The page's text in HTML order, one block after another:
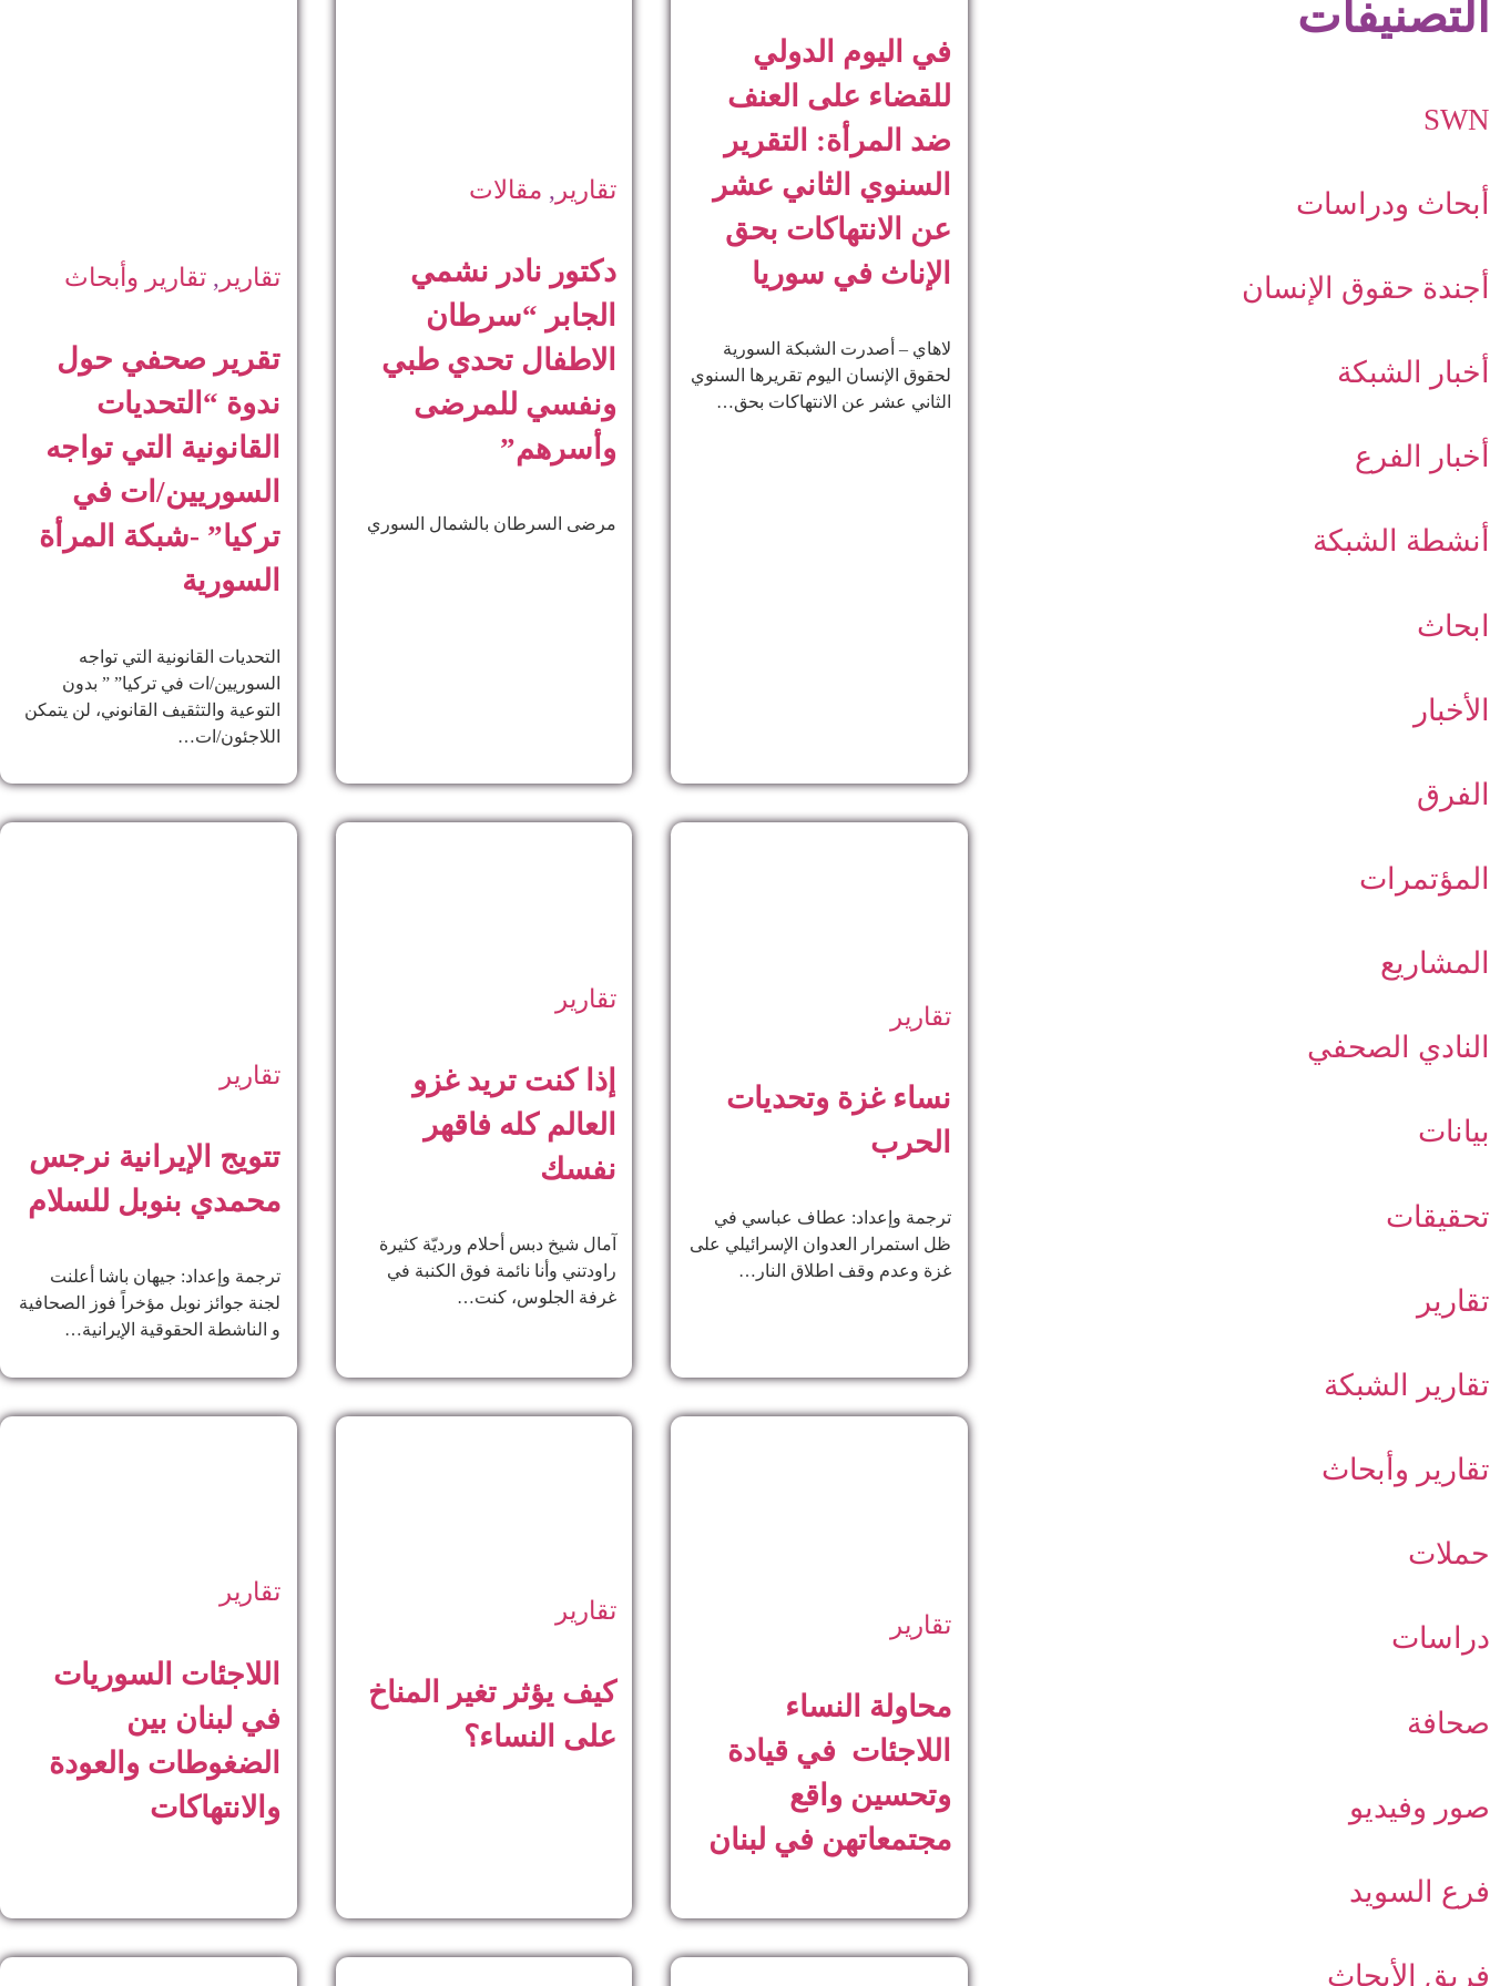
التصنيفات
SWN
أبحاث ودراسات
أجندة حقوق الإنسان
أخبار الشبكة
أخبار الفرع
أنشطة الشبكة
ابحاث
الأخبار
الفرق
المؤتمرات
المشاريع
النادي الصحفي
بيانات
تحقيقات
تقارير
تقارير الشبكة
تقارير وأبحاث
حملات
دراسات
صحافة
صور وفيديو
فرع السويد
فريق الأبحاث
في اليوم الدولي
للقضاء على العنف
ضد المرأة: التقرير
السنوي الثاني عشر
عن الانتهاكات بحق
الإناث في سوريا
لاهاي – أصدرت الشبكة السورية
لحقوق الإنسان اليوم تقريرها السنوي
الثاني عشر عن الانتهاكات بحق…
تقارير , مقالات
دكتور نادر نشمي
الجابر “سرطان
الاطفال تحدي طبي
ونفسي للمرضى
وأسرهم”
مرضى السرطان بالشمال السوري
تقارير , تقارير وأبحاث
تقرير صحفي حول
ندوة “التحديات
القانونية التي تواجه
السوريين/ات في
تركيا” -شبكة المرأة
السورية
التحديات القانونية التي تواجه
السوريين/ات في تركيا” ” بدون
التوعية والتثقيف القانوني، لن يتمكن
اللاجئون/ات…
تقارير
نساء غزة وتحديات
الحرب
ترجمة وإعداد: عطاف عباسي في
ظل استمرار العدوان الإسرائيلي على
غزة وعدم وقف اطلاق النار…
تقارير
إذا كنت تريد غزو
العالم كله فاقهر
نفسك
آمال شيخ دبس أحلام ورديّة كثيرة
راودتني وأنا نائمة فوق الكنبة في
غرفة الجلوس، كنت…
تقارير
تتويج الإيرانية نرجس
محمدي بنوبل للسلام
ترجمة وإعداد: جيهان باشا أعلنت
لجنة جوائز نوبل مؤخراً فوز الصحافية
و الناشطة الحقوقية الإيرانية…
تقارير
محاولة النساء
اللاجئات في قيادة
وتحسين واقع
مجتمعاتهن في لبنان
تقارير
كيف يؤثر تغير المناخ
على النساء؟
تقارير
اللاجئات السوريات
في لبنان بين
الضغوطات والعودة
والانتهاكات